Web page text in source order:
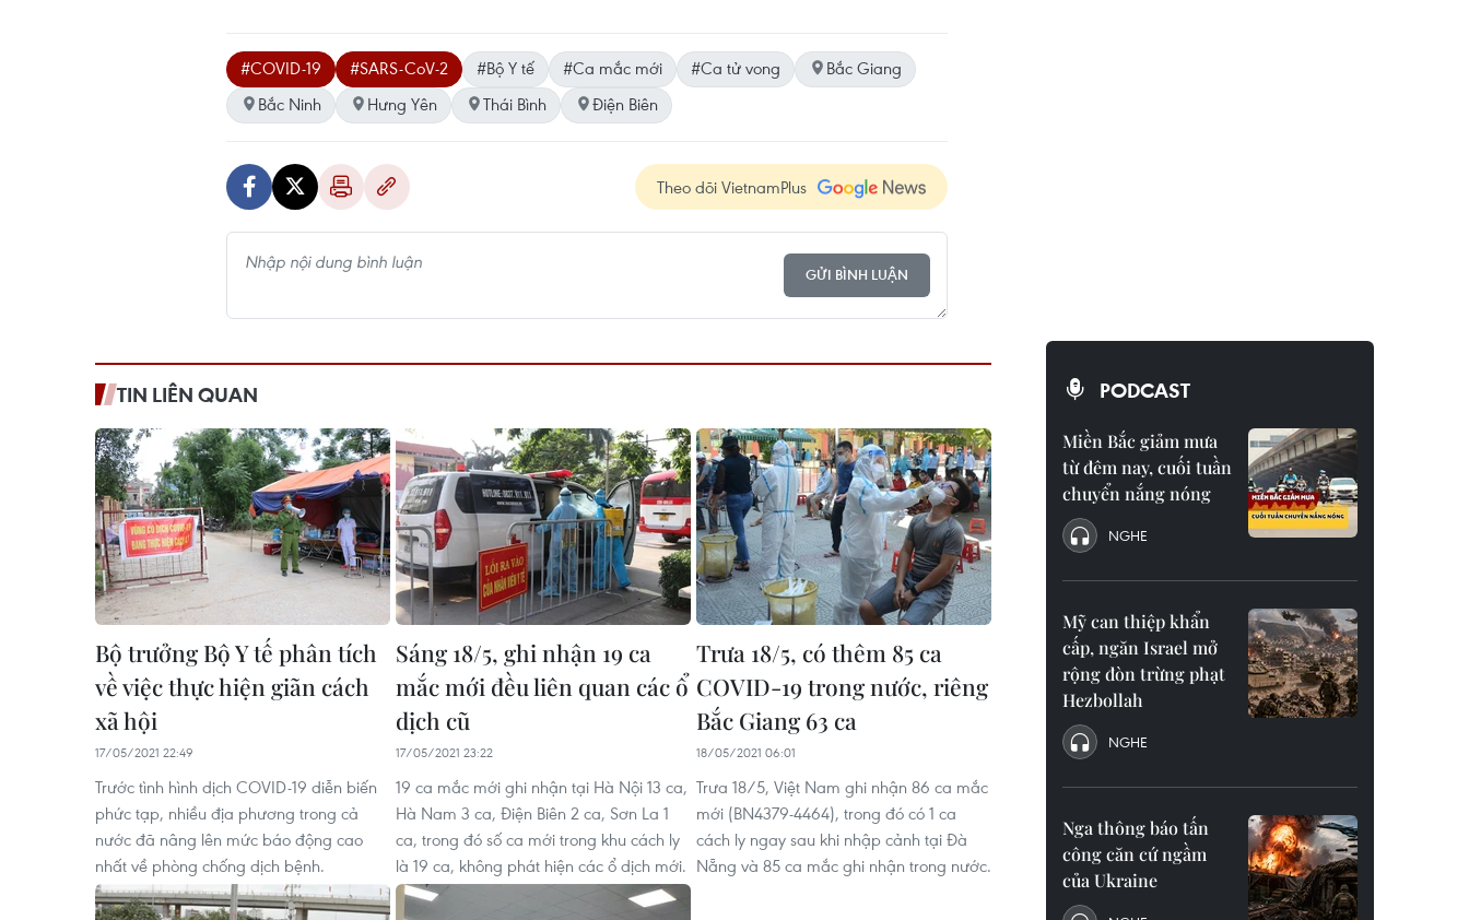
#COVID-19 #SARS-CoV-2 #Bộ Y tế #Ca mắc mới #Ca tử vong
Bắc Giang
Bắc Ninh
Hưng Yên Thái Bình Điện Biên
Theo dõi VietnamPlus
GỬI BÌNH LUẬN
TIN LIÊN QUAN
Bộ trưởng Bộ Y tế phân tích
về việc thực hiện giãn cách
xã hội
17/05/2021 22:49
Trước tình hình dịch COVID-19 diễn biến
phức tạp, nhiều địa phương trong cả
nước đã nâng lên mức báo động cao
nhất về phòng chống dịch bệnh.
Sáng 18/5, ghi nhận 19 ca
mắc mới đều liên quan các ổ
dịch cũ
17/05/2021 23:22
19 ca mắc mới ghi nhận tại Hà Nội 13 ca,
Hà Nam 3 ca, Điện Biên 2 ca, Sơn La 1
ca, trong đó số ca mới trong khu cách ly
là 19 ca, không phát hiện các ổ dịch mới.
Trưa 18/5, có thêm 85 ca
COVID-19 trong nước, riêng
Bắc Giang 63 ca
18/05/2021 06:01
Trưa 18/5, Việt Nam ghi nhận 86 ca mắc
mới (BN4379-4464), trong đó có 1 ca
cách ly ngay sau khi nhập cảnh tại Đà
Nẵng và 85 ca mắc ghi nhận trong nước.
PODCAST
Miền Bắc giảm mưa
từ đêm nay, cuối tuần
chuyển nắng nóng
NGHE
Mỹ can thiệp khẩn
cấp, ngăn Israel mở
rộng đòn trừng phạt
Hezbollah
NGHE
Nga thông báo tấn
công căn cứ ngầm
của Ukraine